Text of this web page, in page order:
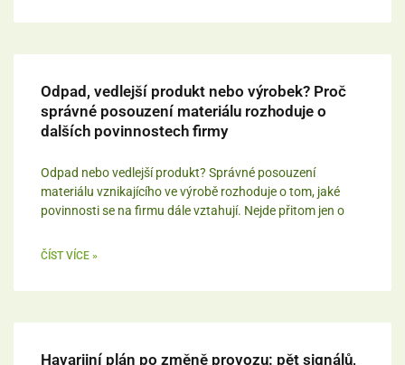
Odpad, vedlejší produkt nebo výrobek? Proč
správné posouzení materiálu rozhoduje o
dalších povinnostech firmy
Odpad nebo vedlejší produkt? Správné posouzení
materiálu vznikajícího ve výrobě rozhoduje o tom, jaké
povinnosti se na firmu dále vztahují. Nejde přitom jen o
ČÍST VÍCE »
Havarijní plán po změně provozu: pět signálů,